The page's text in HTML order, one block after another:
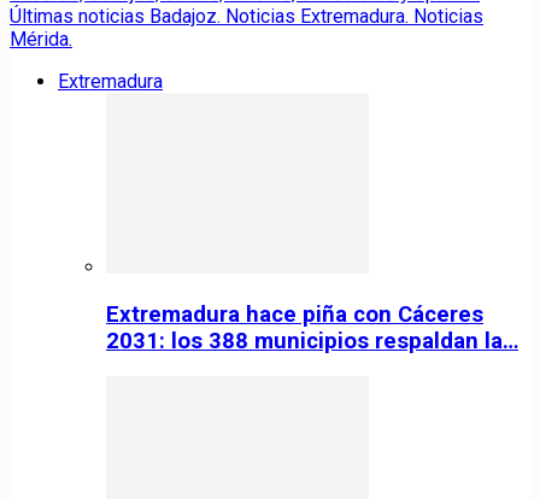
Extremadura
Extremadura hace piña con Cáceres
2031: los 388 municipios respaldan la…